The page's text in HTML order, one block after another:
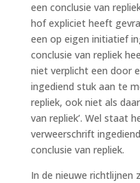
een conclusie van
hof expliciet heeft
een op eigen initiatief
conclusie van repliek
niet verplicht een door
ingediend stuk aan te
repliek, ook niet als
van repliek’. Wel staat
verweerschrift
conclusie van repliek.
In de nieuwe richtlijnen